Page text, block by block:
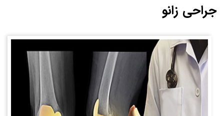
جراحی زانو